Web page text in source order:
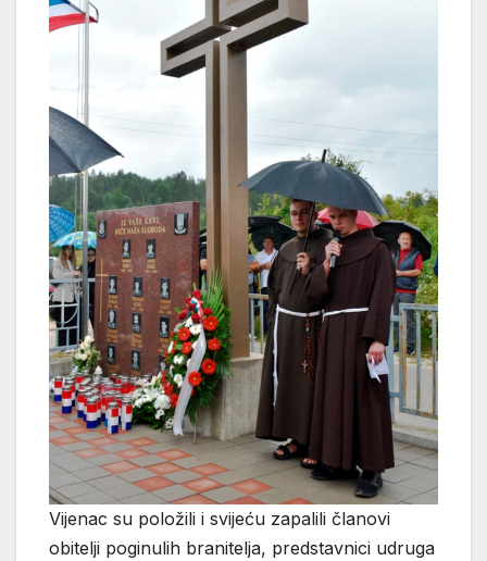
Vijenac su položili i svijeću zapalili članovi
obitelji poginulih branitelja, predstavnici udruga